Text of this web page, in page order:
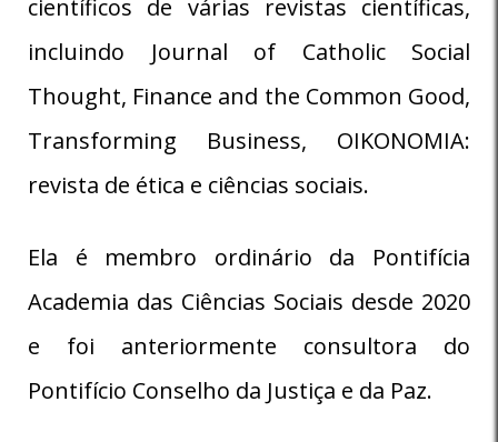
científicos de várias revistas científicas,
incluindo Journal of Catholic Social
Thought, Finance and the Common Good,
Transforming Business, OIKONOMIA:
revista de ética e ciências sociais.
Ela é membro ordinário da Pontifícia
Academia das Ciências Sociais desde 2020
e foi anteriormente consultora do
Pontifício Conselho da Justiça e da Paz.